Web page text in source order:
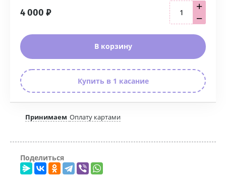
4 000 ₽
−
+
В корзину
Купить в 1 касание
Принимаем Оплату картами
Поделиться